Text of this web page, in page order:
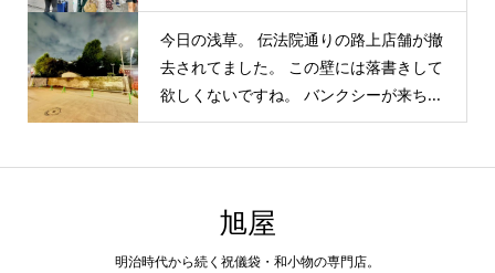
今日の浅草。 伝法院通りの路上店舗が撤
去されてました。 この壁には落書きして
欲しくないですね。 バンクシーが来ち...
旭屋
明治時代から続く祝儀袋・和小物の専門店。